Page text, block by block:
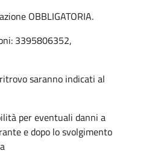
OBBLIGATORIA.
3395806352,
saranno indicati al
per eventuali danni a
e dopo lo svolgimento